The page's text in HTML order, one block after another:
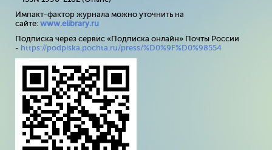
Импакт-фактор журнала можно уточнить на
сайте: www.elibrary.ru
Подписка через сервис «Подписка онлайн» Почты России
- https://podpiska.pochta.ru/press/%D0%9F%D0%98554